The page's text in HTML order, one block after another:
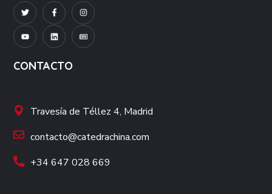
CONTACTO
Travesía de Téllez 4, Madrid
contacto@catedrachina.com
+34 647 028 669